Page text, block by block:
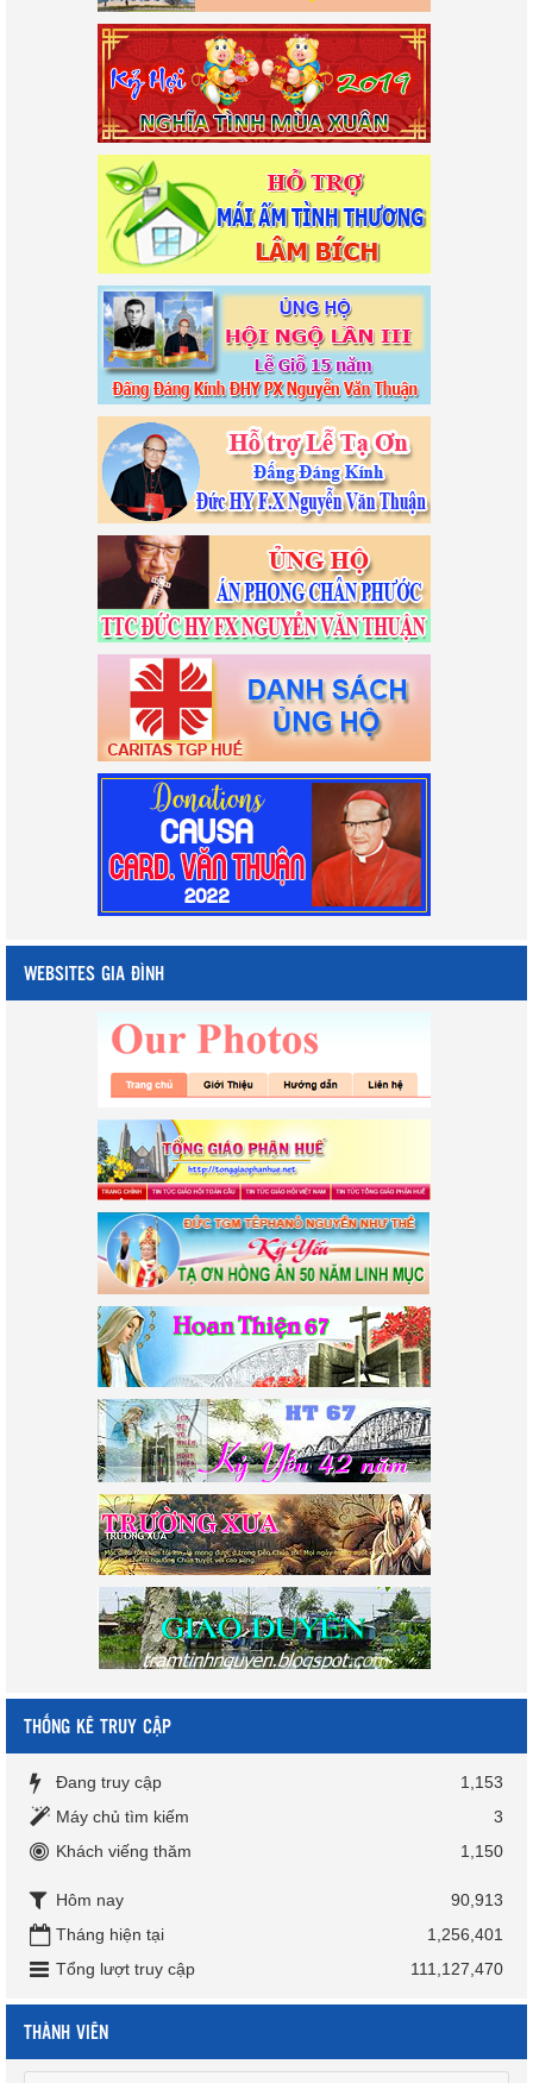
WEBSITES GIA ĐÌNH
THỐNG KÊ TRUY CẬP
Đang truy cập
1,153
Máy chủ tìm kiếm
3
Khách viếng thăm
1,150
Hôm nay
90,913
Tháng hiện tại
1,256,401
Tổng lượt truy cập
111,127,470
THÀNH VIÊN